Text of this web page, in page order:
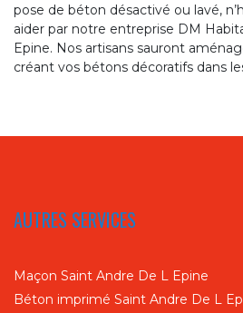
pose de béton désactivé ou lavé,
aider par notre entreprise DM
Epine. Nos artisans sauront
créant vos bétons décoratifs dans
AUTRES SERVICES
Maçon Saint Andre De L Epine
Béton imprimé Saint Andre De L